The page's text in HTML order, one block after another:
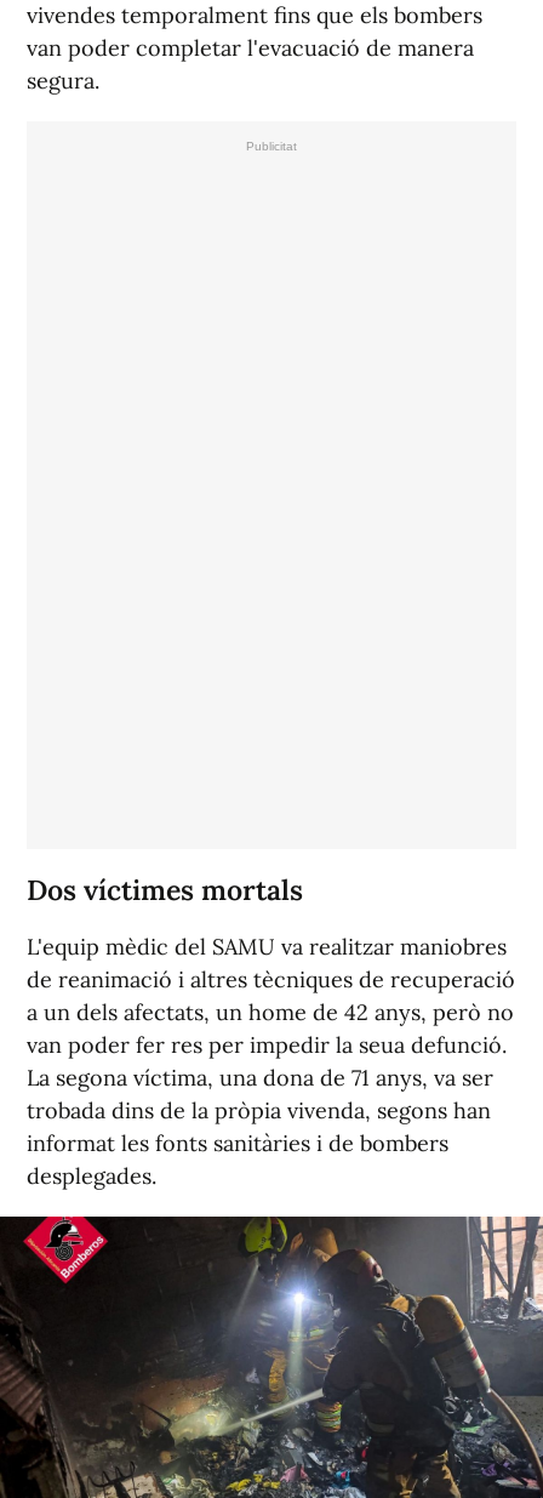
vivendes temporalment fins que els bombers
van poder completar l'evacuació de manera
segura.
Dos víctimes mortals
L'equip mèdic del SAMU va realitzar maniobres
de reanimació i altres tècniques de recuperació
a un dels afectats, un home de 42 anys, però no
van poder fer res per impedir la seua defunció.
La segona víctima, una dona de 71 anys, va ser
trobada dins de la pròpia vivenda, segons han
informat les fonts sanitàries i de bombers
desplegades.